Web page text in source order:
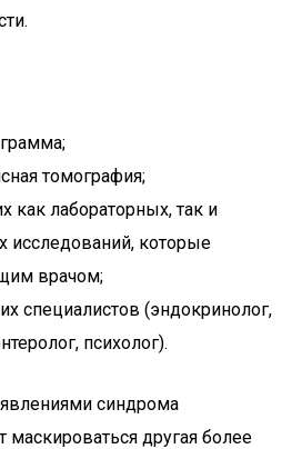
томография;
как лабораторных, так и
исследований, которые
врачом;
специалистов (эндокринолог,
психолог).
синдрома
маскироваться другая более